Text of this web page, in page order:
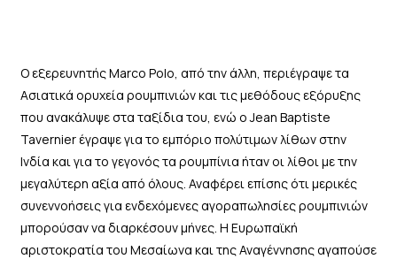
Ο εξερευνητής Marco Polo, από την άλλη, περιέγραψε τα
Ασιατικά ορυχεία ρουμπινιών και τις μεθόδους εξόρυξης
που ανακάλυψε στα ταξίδια του, ενώ ο Jean Baptiste
Tavernier έγραψε για το εμπόριο πολύτιμων λίθων στην
Ινδία και για το γεγονός τα ρουμπίνια ήταν οι λίθοι με την
μεγαλύτερη αξία από όλους. Αναφέρει επίσης ότι μερικές
συνεννοήσεις για ενδεχόμενες αγοραπωλησίες ρουμπινιών
μπορούσαν να διαρκέσουν μήνες. Η Ευρωπαϊκή
αριστοκρατία του Μεσαίωνα και της Αναγέννησης αγαπούσε